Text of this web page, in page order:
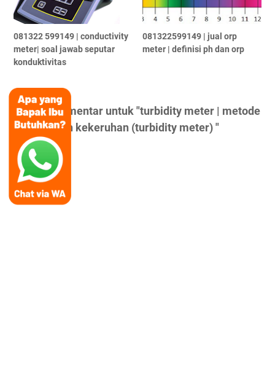
081322 599149 | conductivity
meter| soal jawab seputar
konduktivitas
081322599149 | jual orp
meter | definisi ph dan orp
Posting Komentar untuk "turbidity meter | metode
pengukuran kekeruhan (turbidity meter) "